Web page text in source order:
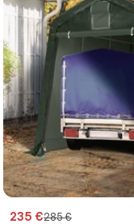
235 €285 €